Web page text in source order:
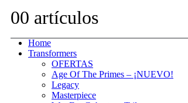
00 artículos
Home
Transformers
OFERTAS
Age Of The Primes – ¡NUEVO!
Legacy
Masterpiece